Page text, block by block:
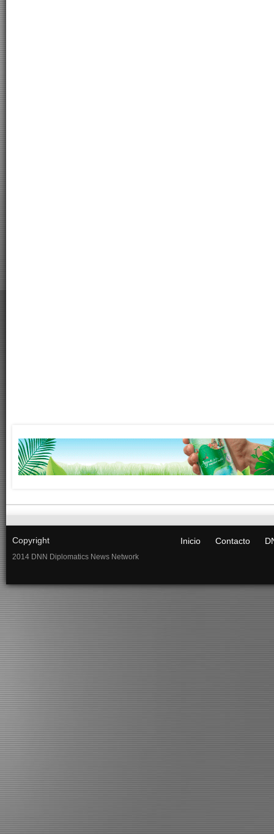
Copyright
2014 DNN Diplomatics News Network
Inicio Contacto